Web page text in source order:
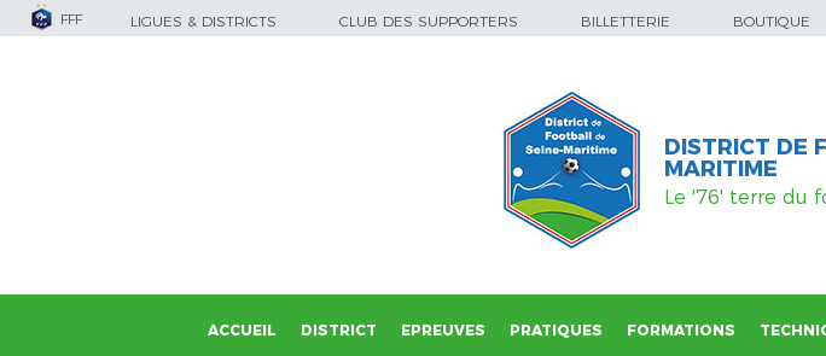
FFF LIGUES & DISTRICTS CLUB DES SUPPORTERS BILLETTERIE BOUTIQUE
DISTRICT DE
MARITIME
Le '76' terre du
ACCUEIL DISTRICT EPREUVES PRATIQUES FORMATIONS